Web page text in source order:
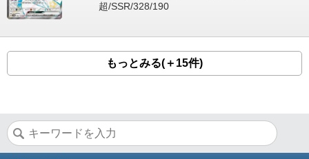
超/SSR/328/190
もっとみる(＋15件)